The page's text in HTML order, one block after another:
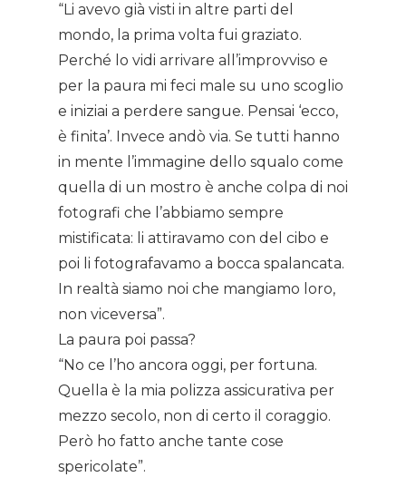
“Li avevo già visti in altre parti del
mondo, la prima volta fui graziato.
Perché lo vidi arrivare all’improvviso e
per la paura mi feci male su uno scoglio
e iniziai a perdere sangue. Pensai ‘ecco,
è finita’. Invece andò via. Se tutti hanno
in mente l’immagine dello squalo come
quella di un mostro è anche colpa di noi
fotografi che l’abbiamo sempre
mistificata: li attiravamo con del cibo e
poi li fotografavamo a bocca spalancata.
In realtà siamo noi che mangiamo loro,
non viceversa”.
La paura poi passa?
“No ce l’ho ancora oggi, per fortuna.
Quella è la mia polizza assicurativa per
mezzo secolo, non di certo il coraggio.
Però ho fatto anche tante cose
spericolate”.